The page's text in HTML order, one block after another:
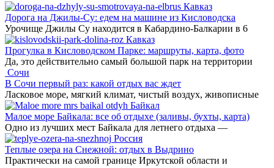
Кавказ
Дорога на Джилы-Су: едем на машине из Кисловодска
Урочище Джилы Су находится в Кабардино-Балкарии в 6
Кавказ
Прогулка в Кисловодском Парке: маршруты, карта, фото
Да, это действительно самый большой парк на территории
Сочи
В Сочи первый раз: какой отдых вас ждет
Ласковое море, мягкий климат, чистый воздух, живописные
Байкал
Малое море Байкала: все об отдыхе (заливы, бухты, карта)
Одно из лучших мест Байкала для летнего отдыха —
Россия
Теплые озера на Снежной: отдых в Выдрино
Практически на самой границе Иркутской области и